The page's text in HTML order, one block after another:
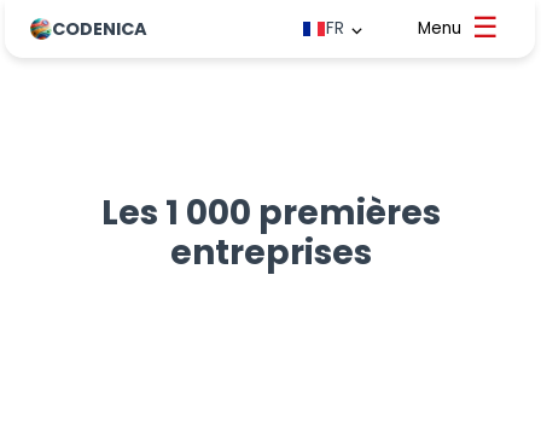
CODENICA FR
Les 1 000 premières
entreprises